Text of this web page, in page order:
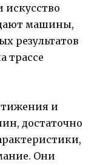
искусство
машины,
результатов
трассе
и
достаточно
Они